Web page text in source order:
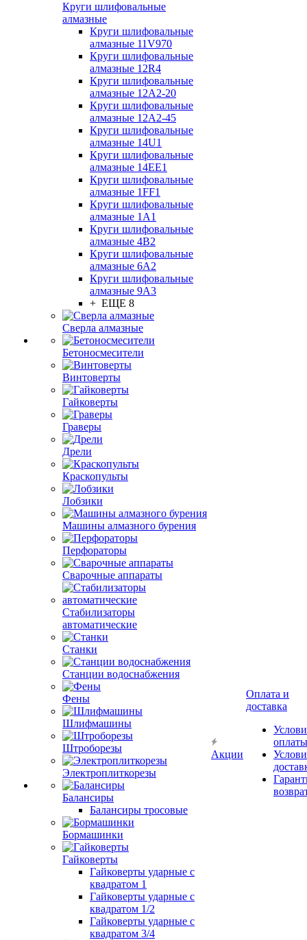
Круги шлифовальные
алмазные
Круги шлифовальные
алмазные 11V970
Круги шлифовальные
алмазные 12R4
Круги шлифовальные
алмазные 12А2-20
Круги шлифовальные
алмазные 12А2-45
Круги шлифовальные
алмазные 14U1
Круги шлифовальные
алмазные 14ЕЕ1
Круги шлифовальные
алмазные 1FF1
Круги шлифовальные
алмазные 1А1
Круги шлифовальные
алмазные 4В2
Круги шлифовальные
алмазные 6A2
Круги шлифовальные
алмазные 9А3
+ ЕЩЕ 8
Сверла алмазные
Бетоносмесители
Винтоверты
Гайковерты
Граверы
Дрели
Краскопульты
Лобзики
Машины алмазного бурения
Перфораторы
Сварочные аппараты
Стабилизаторы
автоматические
Станки
Станции водоснабжения
Фены
Шлифмашины
Штроборезы
Электроплиткорезы
Балансиры
Балансиры тросовые
Бормашинки
Гайковерты
Гайковерты ударные с
квадратом 1
Гайковерты ударные с
квадратом 1/2
Гайковерты ударные с
квадратом 3/4
Акции
Оплата и
доставка
оплаты